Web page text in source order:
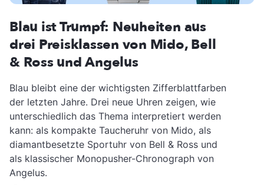
Blau ist Trumpf: Neuheiten aus
drei Preisklassen von Mido, Bell
& Ross und Angelus
Blau bleibt eine der wichtigsten Zifferblattfarben
der letzten Jahre. Drei neue Uhren zeigen, wie
unterschiedlich das Thema interpretiert werden
kann: als kompakte Taucheruhr von Mido, als
diamantbesetzte Sportuhr von Bell & Ross und
als klassischer Monopusher-Chronograph von
Angelus.